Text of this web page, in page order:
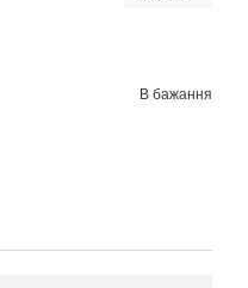
В бажання